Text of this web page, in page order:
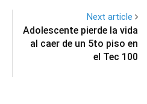
Next article
Adolescente pierde la vida
al caer de un 5to piso en
el Tec 100